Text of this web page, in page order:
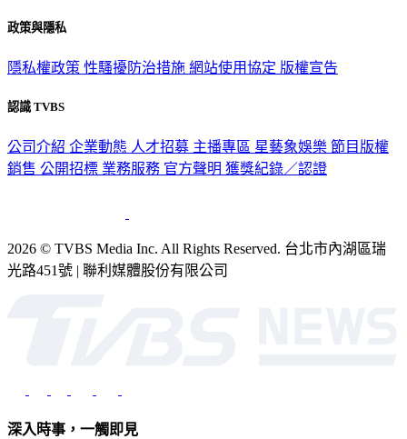
政策與隱私
隱私權政策 性騷擾防治措施 網站使用協定 版權宣告
認識 TVBS
公司介紹 企業動態 人才招募 主播專區 星藝象娛樂 節目版權
銷售 公開招標 業務服務 官方聲明 獲獎紀錄／認證
2026 © TVBS Media Inc. All Rights Reserved. 台北市內湖區瑞
光路451號 | 聯利媒體股份有限公司
深入時事，一觸即見